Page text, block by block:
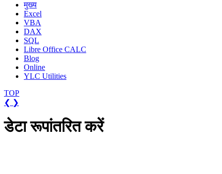
मुख्य
Excel
VBA
DAX
SQL
Libre Office CALC
Blog
Online
YLC Utilities
TOP
❮ ❯
डेटा रूपांतरित करें